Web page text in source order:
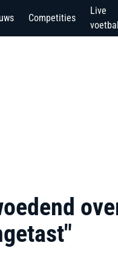
Competities
Live
voetbal